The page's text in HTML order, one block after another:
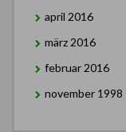
april 2016
märz 2016
februar 2016
november 1998